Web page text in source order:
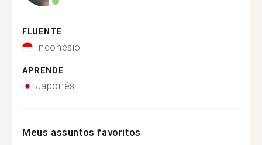
FLUENTE
Indonésio
APRENDE
Japonês
Meus assuntos favoritos